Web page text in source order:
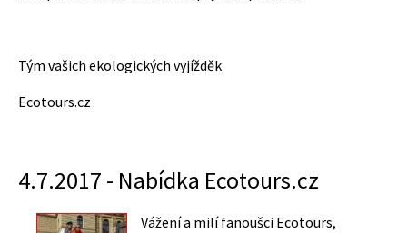
Tým vašich ekologických vyjížděk
Ecotours.cz
4.7.2017 - Nabídka Ecotours.cz
Vážení a milí fanoušci Ecotours,